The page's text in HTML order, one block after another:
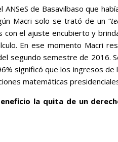
de Basavilbaso que
Macri solo se trató de un “
el ajuste encubierto y
En ese momento Macri
segundo semestre de 2016.
significó que los ingresos de
matemáticas
la quita de un